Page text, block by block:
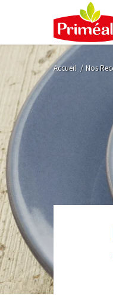
Accueil / Nos